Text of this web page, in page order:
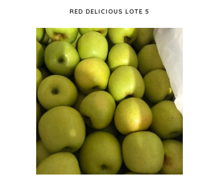
RED DELICIOUS LOTE 5